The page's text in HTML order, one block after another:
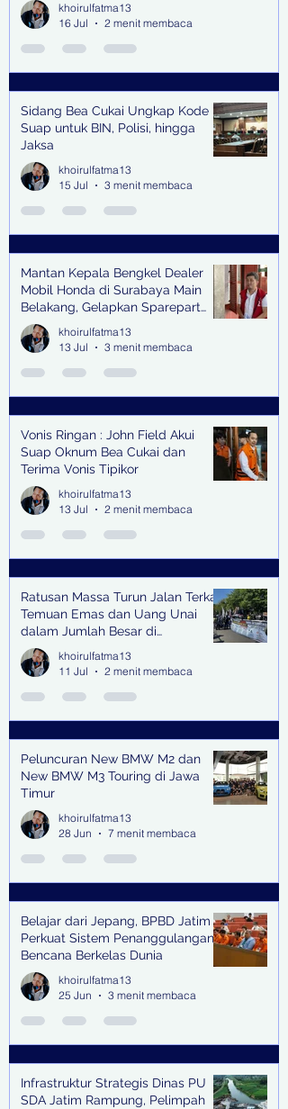
khoirulfatma13
16 Jul
2 menit membaca
Sidang Bea Cukai Ungkap Kode
Suap untuk BIN, Polisi, hingga
Jaksa
khoirulfatma13
15 Jul
3 menit membaca
Mantan Kepala Bengkel Dealer
Mobil Honda di Surabaya Main
Belakang, Gelapkan Sparepart
Senilai Rp 1,9 Miliar
khoirulfatma13
13 Jul
3 menit membaca
Vonis Ringan : John Field Akui
Suap Oknum Bea Cukai dan
Terima Vonis Tipikor
khoirulfatma13
13 Jul
2 menit membaca
Ratusan Massa Turun Jalan Terkait
Temuan Emas dan Uang Unai
dalam Jumlah Besar di
Lingkungan Jampidsus Kejaksaan
Agung RI di Jakarta
khoirulfatma13
11 Jul
2 menit membaca
Peluncuran New BMW M2 dan
New BMW M3 Touring di Jawa
Timur
khoirulfatma13
28 Jun
7 menit membaca
Belajar dari Jepang, BPBD Jatim
Perkuat Sistem Penanggulangan
Bencana Berkelas Dunia
khoirulfatma13
25 Jun
3 menit membaca
Infrastruktur Strategis Dinas PU
SDA Jatim Rampung, Pelimpah